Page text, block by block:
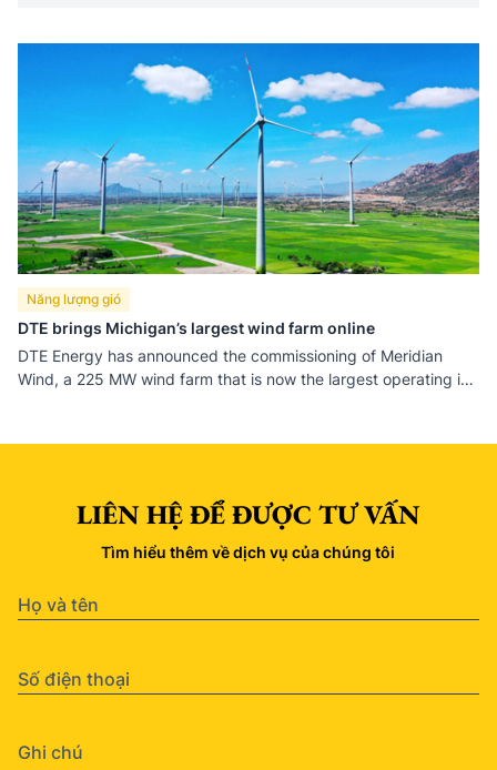
điện gió trọng điểm của tỉnh Đắk Lắk và là dự án điện gió
lớn nhất Việt Nam hiện nay.
Năng lượng gió
DTE brings Michigan’s largest wind farm online
DTE Energy has announced the commissioning of Meridian
Wind, a 225 MW wind farm that is now the largest operating in
LIÊN HỆ ĐỂ ĐƯỢC TƯ VẤN
Tìm hiểu thêm về dịch vụ của chúng tôi